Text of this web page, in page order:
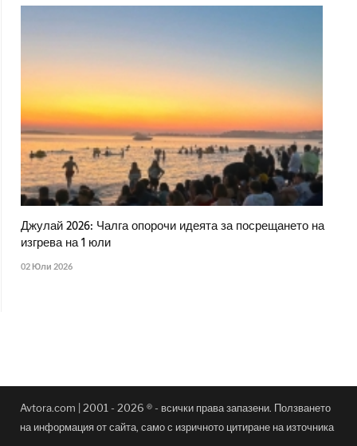
Джулай 2026: Чалга опорочи идеята за посрещането на
изгрева на 1 юли
02 Юли 2026
Avtora.com | 2001 - 2026 ® - всички права запазени. Ползването
на информация от сайта, само с изричното цитиране на източника